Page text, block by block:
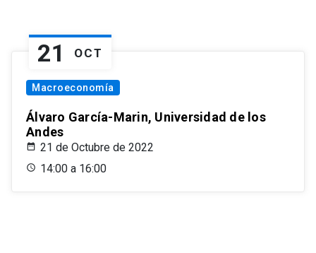
21 OCT
Macroeconomía
Álvaro García-Marin, Universidad de los
Andes
21 de Octubre de 2022
14:00 a 16:00